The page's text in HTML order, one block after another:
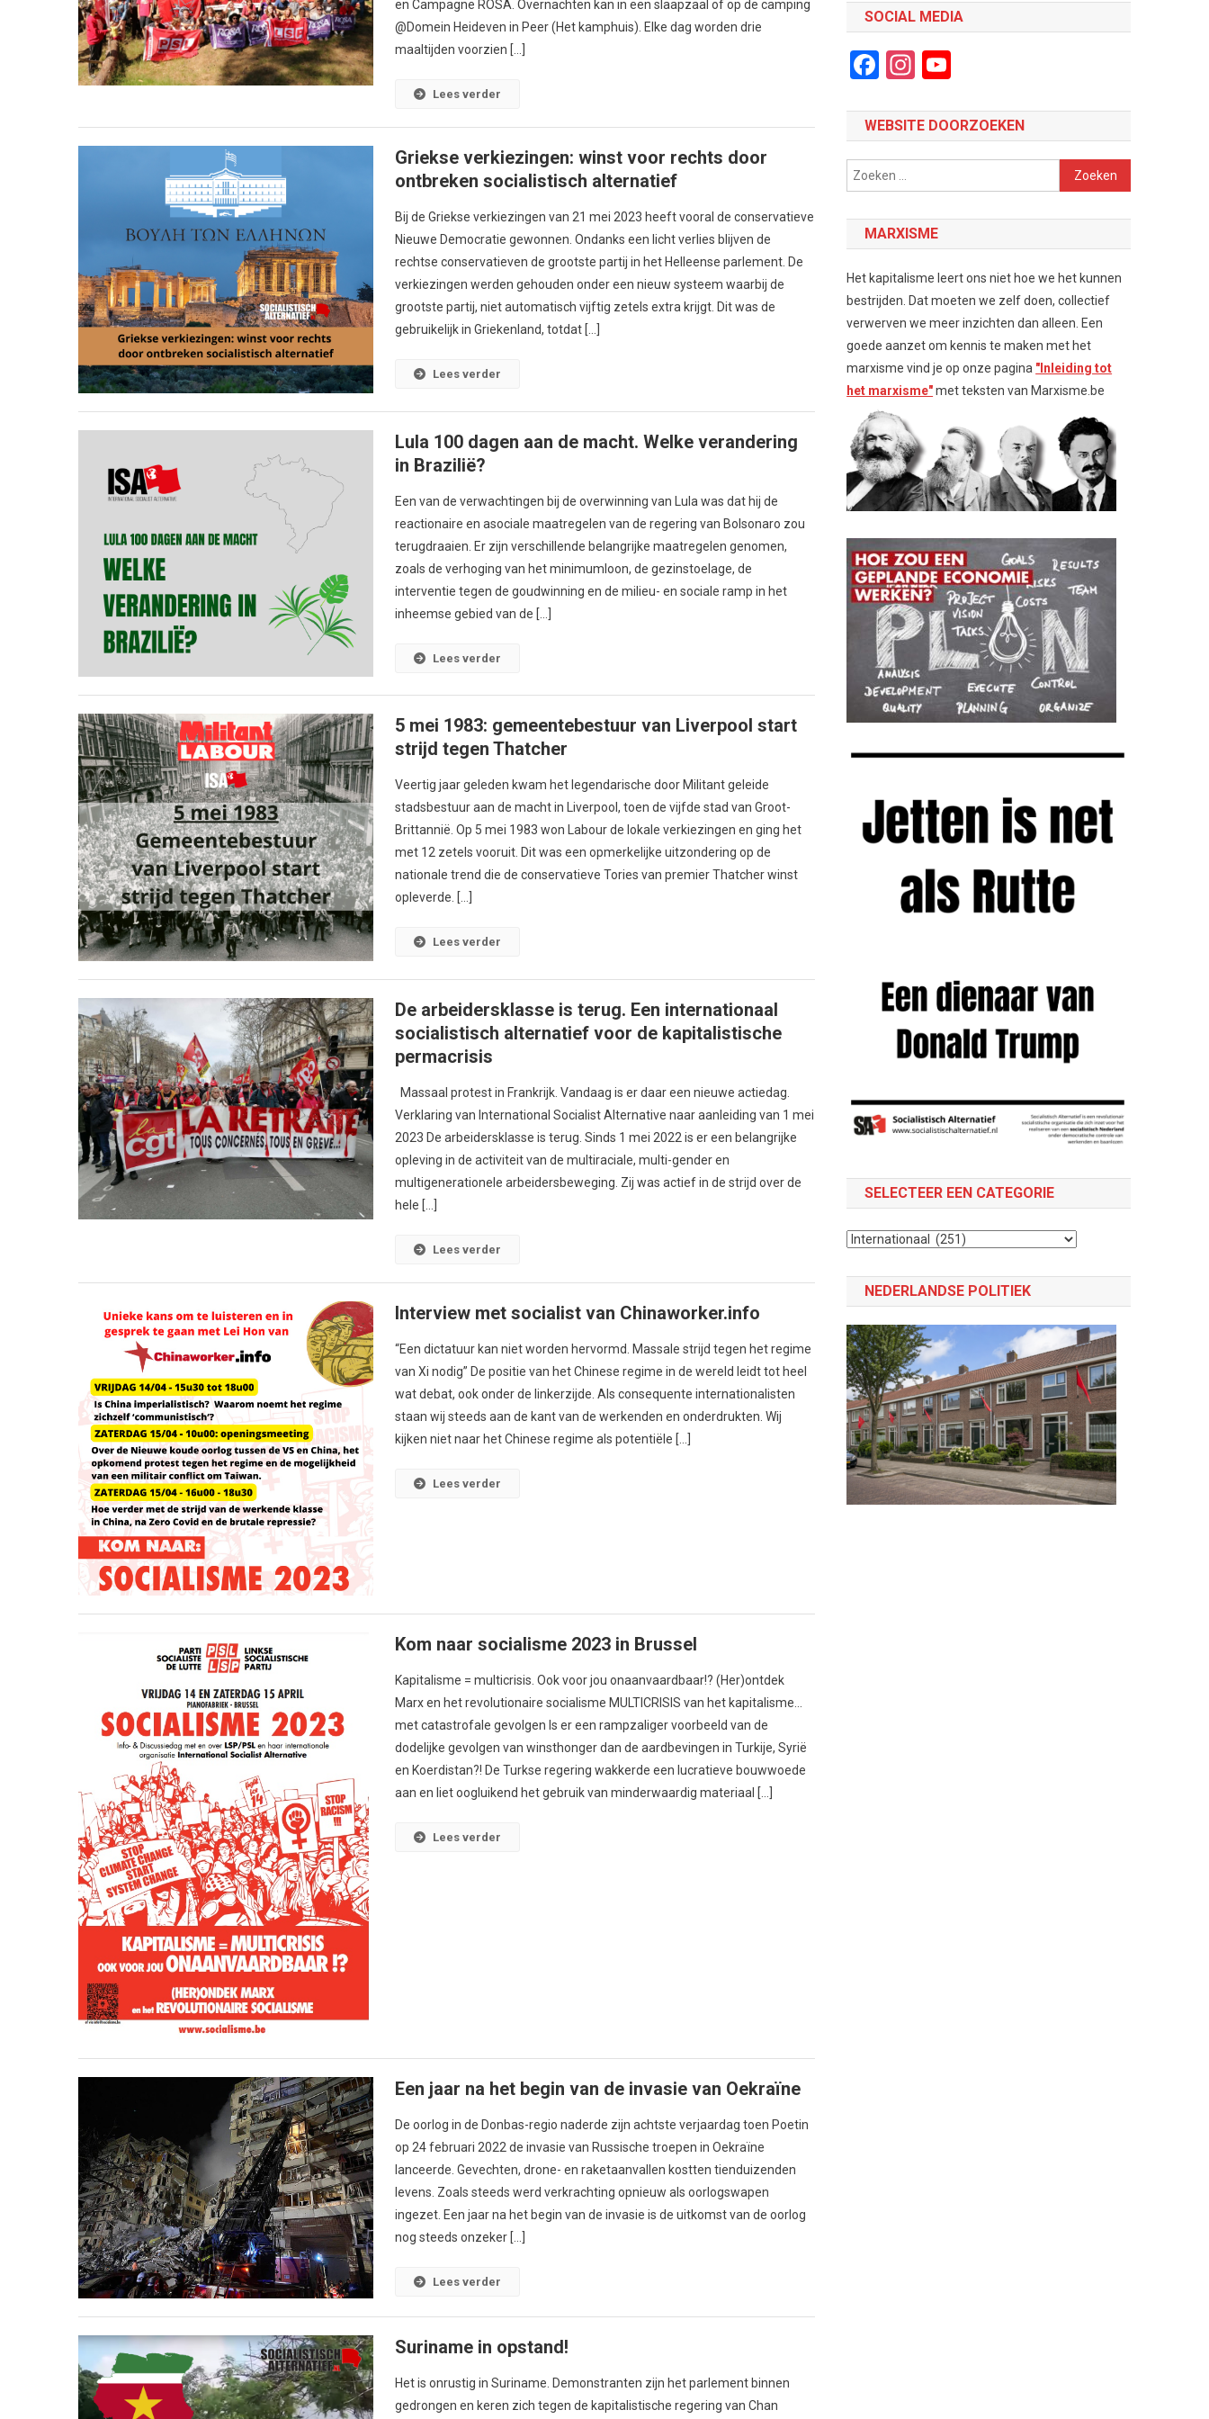
en Campagne ROSA. Overnachten kan in een slaapzaal of op de camping
@Domein Heideven in Peer (Het kamphuis). Elke dag worden drie
maaltijden voorzien […]
Lees verder
Griekse verkiezingen: winst voor rechts door
ontbreken socialistisch alternatief
Bij de Griekse verkiezingen van 21 mei 2023 heeft vooral de conservatieve
Nieuwe Democratie gewonnen. Ondanks een licht verlies blijven de
rechtse conservatieven de grootste partij in het Helleense parlement. De
verkiezingen werden gehouden onder een nieuw systeem waarbij de
grootste partij, niet automatisch vijftig zetels extra krijgt. Dit was de
gebruikelijk in Griekenland, totdat […]
Lees verder
Lula 100 dagen aan de macht. Welke verandering
in Brazilië?
Een van de verwachtingen bij de overwinning van Lula was dat hij de
reactionaire en asociale maatregelen van de regering van Bolsonaro zou
terugdraaien. Er zijn verschillende belangrijke maatregelen genomen,
zoals de verhoging van het minimumloon, de gezinstoelage, de
interventie tegen de goudwinning en de milieu- en sociale ramp in het
inheemse gebied van de […]
Lees verder
5 mei 1983: gemeentebestuur van Liverpool start
strijd tegen Thatcher
Veertig jaar geleden kwam het legendarische door Militant geleide
stadsbestuur aan de macht in Liverpool, toen de vijfde stad van Groot-
Brittannië. Op 5 mei 1983 won Labour de lokale verkiezingen en ging het
met 12 zetels vooruit. Dit was een opmerkelijke uitzondering op de
nationale trend die de conservatieve Tories van premier Thatcher winst
opleverde. […]
Lees verder
De arbeidersklasse is terug. Een internationaal
socialistisch alternatief voor de kapitalistische
permacrisis
Massaal protest in Frankrijk. Vandaag is er daar een nieuwe actiedag.
Verklaring van International Socialist Alternative naar aanleiding van 1 mei
2023 De arbeidersklasse is terug. Sinds 1 mei 2022 is er een belangrijke
opleving in de activiteit van de multiraciale, multi-gender en
multigenerationele arbeidersbeweging. Zij was actief in de strijd over de
hele […]
Lees verder
Interview met socialist van Chinaworker.info
“Een dictatuur kan niet worden hervormd. Massale strijd tegen het regime
van Xi nodig” De positie van het Chinese regime in de wereld leidt tot heel
wat debat, ook onder de linkerzijde. Als consequente internationalisten
staan wij steeds aan de kant van de werkenden en onderdrukten. Wij
kijken niet naar het Chinese regime als potentiële […]
Lees verder
Kom naar socialisme 2023 in Brussel
Kapitalisme = multicrisis. Ook voor jou onaanvaardbaar!? (Her)ontdek
Marx en het revolutionaire socialisme MULTICRISIS van het kapitalisme…
met catastrofale gevolgen Is er een rampzaliger voorbeeld van de
dodelijke gevolgen van winsthonger dan de aardbevingen in Turkije, Syrië
en Koerdistan?! De Turkse regering wakkerde een lucratieve bouwwoede
aan en liet oogluikend het gebruik van minderwaardig materiaal […]
Lees verder
Een jaar na het begin van de invasie van Oekraïne
De oorlog in de Donbas-regio naderde zijn achtste verjaardag toen Poetin
op 24 februari 2022 de invasie van Russische troepen in Oekraïne
lanceerde. Gevechten, drone- en raketaanvallen kostten tienduizenden
levens. Zoals steeds werd verkrachting opnieuw als oorlogswapen
ingezet. Een jaar na het begin van de invasie is de uitkomst van de oorlog
nog steeds onzeker […]
Lees verder
Suriname in opstand!
Het is onrustig in Suriname. Demonstranten zijn het parlement binnen
gedrongen en keren zich tegen de kapitalistische regering van Chan
SOCIAL MEDIA
Facebook
Instagram
WEBSITE DOORZOEKEN
Zoeken
naar:
MARXISME
Het kapitalisme leert ons niet hoe we het kunnen
bestrijden. Dat moeten we zelf doen, collectief
verwerven we meer inzichten dan alleen. Een
goede aanzet om kennis te maken met het
marxisme vind je op onze pagina "Inleiding tot
het marxisme"met teksten van Marxisme.be
SELECTEER EEN CATEGORIE
Selecteer
categorie
NEDERLANDSE POLITIEK